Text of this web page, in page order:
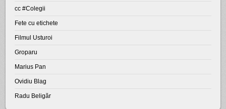
cc #Colegii
Fete cu etichete
Filmul Usturoi
Groparu
Marius Pan
Ovidiu Blag
Radu Beligăr